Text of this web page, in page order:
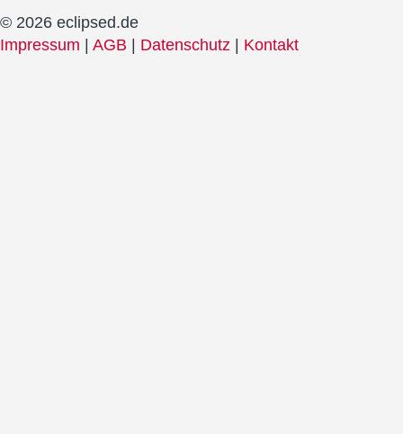
© 2026 eclipsed.de
Impressum
AGB Datenschutz Kontakt